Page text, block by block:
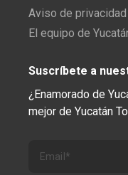
Aviso de privacidad
El equipo de
Suscríbete a
¿Enamorado de
mejor de Yucatán